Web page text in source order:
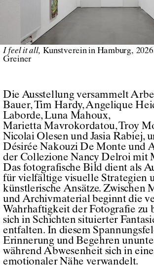
I feel it all Kunstverein in Hamburg 2026
Greiner
Die Ausstellung versammelt
Bauer, Tim Hardy, Angelique
Laborde, Luna Mahoux,
Marietta Mavrokordatou, Troy
Nicolai Olesen und Jasia Rabiej,
Désirée Nakouzi De Monte und
der Collezione Nancy Delroi mit
Das fotografische Bild dient als
für vielfältige visuelle Strategien
künstlerische Ansätze. Zwischen
und Archivmaterial beginnt die
Wahrhaftigkeit der Fotografie zu
sich in Schichten situierter
entfalten. In diesem
Erinnerung und Begehren
während Abwesenheit sich in
emotionaler Nähe verwandelt.